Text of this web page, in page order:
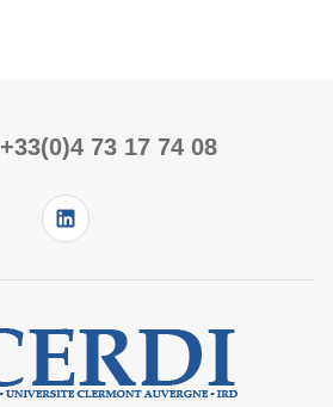
+33(0)4 73 17 74 08